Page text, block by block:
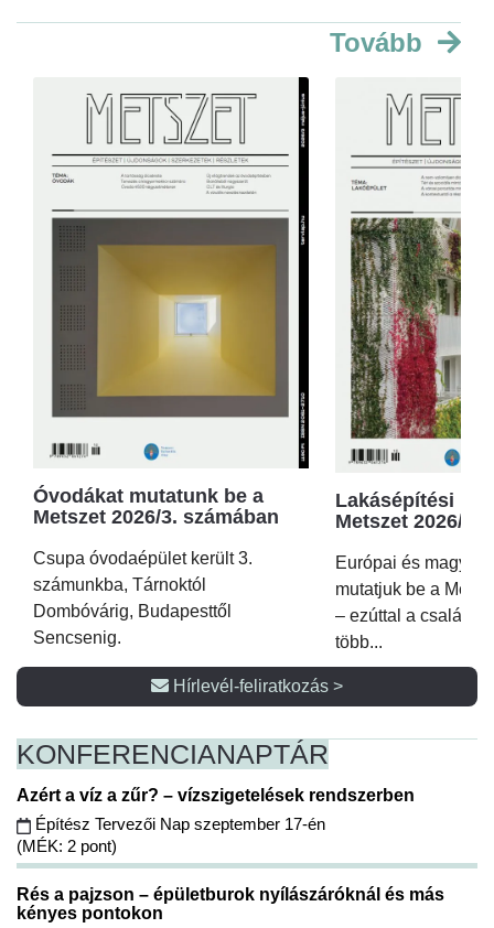
Tovább
Óvodákat mutatunk be a
Metszet 2026/3. számában
Csupa óvodaépület került 3.
számunkba, Tárnoktól
Dombóvárig, Budapesttől
Sencsenig.
Lakásépítési
Metszet 2026/2.
Európai és magyar
mutatjuk be a
– ezúttal a családi
több...
Hírlevél-feliratkozás >
KONFERENCIANAPTÁR
Azért a víz a zűr? – vízszigetelések rendszerben
Építész Tervezői Nap szeptember 17-én
(MÉK: 2 pont)
Rés a pajzson – épületburok nyílászáróknál és más
kényes pontokon